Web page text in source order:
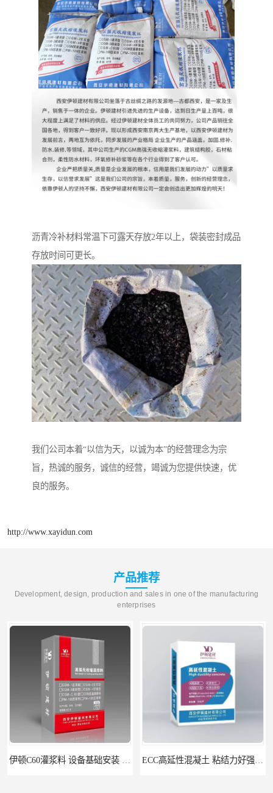
沥青冷补材料常温下可露天存放2年以上，袋装密封成品
存放时间可更长。
我们公司本着“以信为天，以诚为本”的经营理念为宗
旨，热诚的服务，诚信的经营，竭诚为您提供快速，优
良的服务。
http://www.xayidun.com
产品推荐
Development, design, production and sales in one of the manufacturing
enterprises